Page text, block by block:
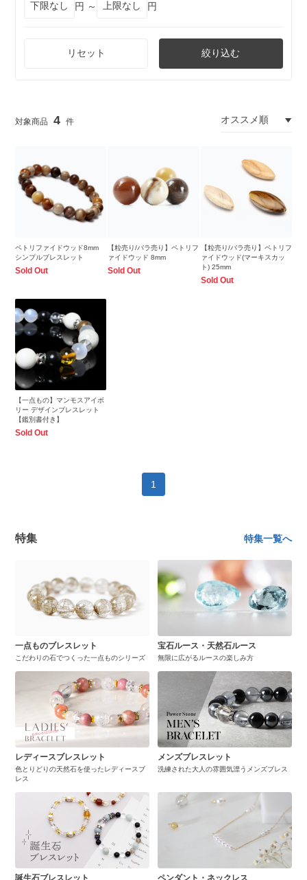
円 ～
円
リセット 絞り込む
4
ペトリファイドウッド8mm
シンプルブレスレット
Sold Out
【粒売り/バラ売り】ペトリフ
ァイドウッド 8mm
Sold Out
【粒売り/バラ売り】ペトリフ
ァイドウッド(マーキスカッ
ト) 25mm
Sold Out
【一点もの】マンモスアイボ
リー デザインブレスレット
【鑑別書付き】
Sold Out
1
特集 特集一覧へ
一点ものブレスレット
こだわりの石でつくった一点ものシリーズ
宝石ルース・天然石ルース
無限に広がるルースの楽しみ方
レディースブレスレット
色とりどりの天然石を使ったレディースブ
レス
メンズブレスレット
洗練された大人の雰囲気漂うメンズブレス
誕生石ブレスレット ペンダント・ネックレス